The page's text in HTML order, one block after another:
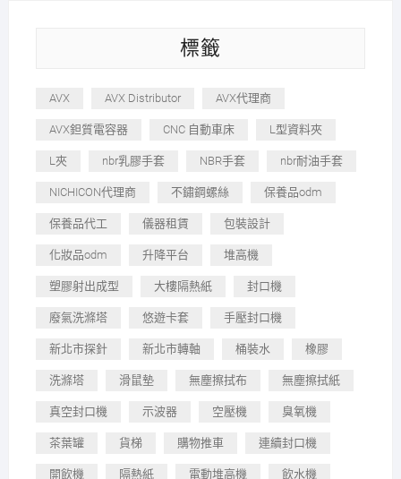
標籤
AVX AVX Distributor AVX代理商
AVX鉭質電容器 CNC 自動車床 L型資料夾
L夾 nbr乳膠手套 NBR手套 nbr耐油手套
NICHICON代理商 不鏽鋼螺絲 保養品odm
保養品代工 儀器租賃 包裝設計
化妝品odm 升降平台 堆高機
塑膠射出成型 大樓隔熱紙 封口機
廢氣洗滌塔 悠遊卡套 手壓封口機
新北市探針 新北市轉軸 桶裝水 橡膠
洗滌塔 滑鼠墊 無塵擦拭布 無塵擦拭紙
真空封口機 示波器 空壓機 臭氧機
茶葉罐 貨梯 購物推車 連續封口機
開飲機 隔熱紙 電動堆高機 飲水機